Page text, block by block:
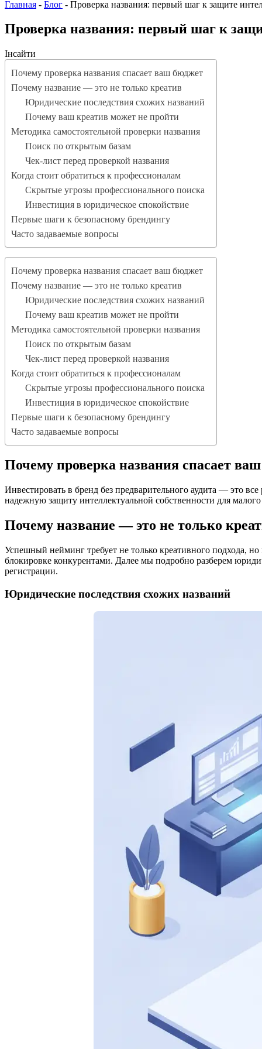
Главная - Блог - Проверка названия: первый шаг к защите
Проверка названия: первый шаг к
Інсайти
Почему проверка названия спасает ваш бюджет
Почему название — это не только креатив
Юридические последствия схожих названий
Почему ваш креатив может не пройти
Методика самостоятельной проверки названия
Поиск по открытым базам
Чек-лист перед проверкой названия
Когда стоит обратиться к профессионалам
Скрытые угрозы профессионального поиска
Инвестиция в юридическое спокойствие
Первые шаги к безопасному брендингу
Часто задаваемые вопросы
Почему проверка названия спасает ваш бюджет
Почему название — это не только креатив
Юридические последствия схожих названий
Почему ваш креатив может не пройти
Методика самостоятельной проверки названия
Поиск по открытым базам
Чек-лист перед проверкой названия
Когда стоит обратиться к профессионалам
Скрытые угрозы профессионального поиска
Инвестиция в юридическое спокойствие
Первые шаги к безопасному брендингу
Часто задаваемые вопросы
Почему проверка названия спасает
Инвестировать в бренд без предварительного аудита — это
надежную защиту интеллектуальной собственности для
Почему название — это не только
Успешный нейминг требует не только креативного подхода,
блокировке конкурентами. Далее мы подробно разберем
регистрации.
Юридические последствия схожих названий